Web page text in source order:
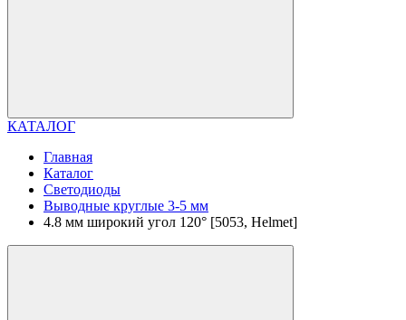
КАТАЛОГ
Главная
Каталог
Светодиоды
Выводные круглые 3-5 мм
4.8 мм широкий угол 120° [5053, Helmet]